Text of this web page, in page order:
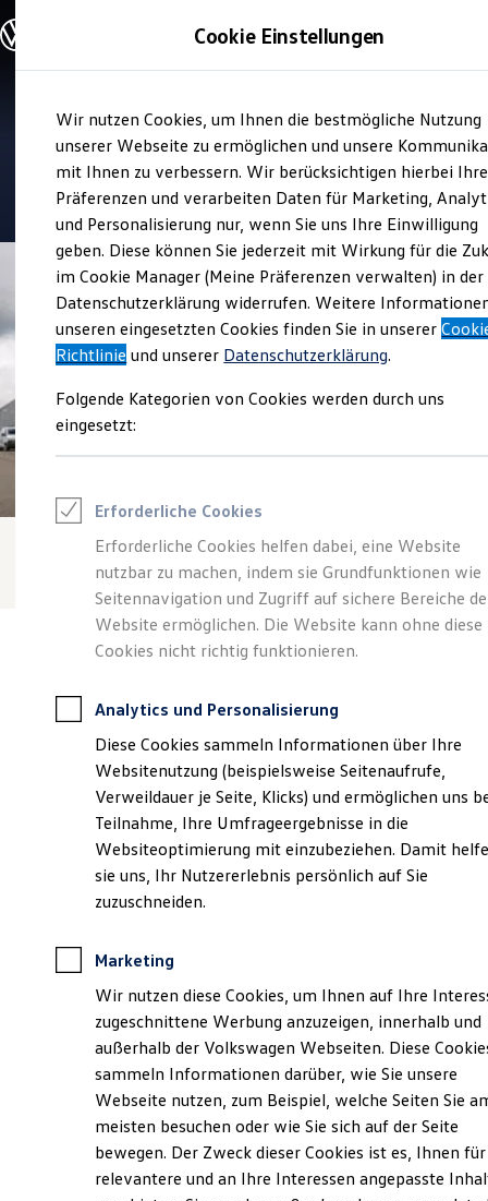
Hauptinhalt
springen
Footer
springen
Modelle und Konfigurator
Modelle vergleichen
Elektroautos
ENERGY Sondermodelle
Nutzfahrzeuge
SUV und CUV
Familienautos
Kombis
Kompaktwagen
Sportwagen
Schnell verfügbare Fahrzeuge
Angebote und Produkte
Aktuelle Angebote
E-Auto-Förderung
Volkswagen Marktplatz
Junge Gebrauchtwagen und Gebrauchtwagen
Volkswagen Zertifizierte Gebrauchtwagen
Zubehör- und Serviceangebote
Leasing
Leasing-Angebote
Gebrauchtwagen Leasing
Junge Gebrauchtwagen-Leasing
Elektroauto Leasing
Kleinwagen-Leasing
Leasing ohne Anzahlung
Finanzierung
Kfz-Versicherung
Restschuldversicherungen
Garantien
Wartungsverträge
Geschäftskunden
Professional Class bei Volkswagen
Großkunden
Behörden
Direktkunden
Sonderfahrzeuge
Anpfiff zum Gewinn
Elektroautos
ID. Tutorials
Elektrofahrzeugkonzepte
Reichweite
Reichweite der ID. Modelle
Reichweite im Winter
Laden
Laden unterwegs
Laden Zuhause
Ladestationen finden
Ladezeitensimulator
Verkauf und Service
STARKE Vechta
4.6| 228 Bewertungen
Verantwortlich für die Inhalte auf dieser Seite ist die STARKE
Vechta GmbH & Co. KG (Impressum & Rechtliches)
Stukenborg 128, 49377 Vechta
info.vechta@starke-gruppe.de
Über WhatsApp kontaktieren
Montag
Sonntag
Geschlossen
Cookie Einstellungen
Wir nutzen Cookies, um Ihnen die bestmögliche Nutzung
unserer Webseite zu ermöglichen und unsere
mit Ihnen zu verbessern. Wir berücksichtigen hierbei Ihre
Präferenzen und verarbeiten Daten für Marketing,
und Personalisierung nur, wenn Sie uns Ihre Einwilligung
geben. Diese können Sie jederzeit mit Wirkung für die
im Cookie Manager (Meine Präferenzen verwalten) in der
Datenschutzerklärung widerrufen. Weitere
unseren eingesetzten Cookies finden Sie in unserer
Richtlinie und unserer Datenschutzerklärung.
Folgende Kategorien von Cookies werden durch uns
eingesetzt:
Erforderliche Cookies
Erforderliche Cookies helfen dabei, eine Website
nutzbar zu machen, indem sie Grundfunktionen wie
Seitennavigation und Zugriff auf sichere Bereiche
Website ermöglichen. Die Website kann ohne diese
Cookies nicht richtig funktionieren.
Analytics und Personalisierung
Diese Cookies sammeln Informationen über Ihre
Websitenutzung (beispielsweise Seitenaufrufe,
Verweildauer je Seite, Klicks) und ermöglichen uns
Teilnahme, Ihre Umfrageergebnisse in die
Websiteoptimierung mit einzubeziehen. Damit
sie uns, Ihr Nutzererlebnis persönlich auf Sie
zuzuschneiden.
Marketing
Wir nutzen diese Cookies, um Ihnen auf Ihre
zugeschnittene Werbung anzuzeigen, innerhalb und
außerhalb der Volkswagen Webseiten. Diese
sammeln Informationen darüber, wie Sie unsere
Webseite nutzen, zum Beispiel, welche Seiten Sie
meisten besuchen oder wie Sie sich auf der Seite
bewegen. Der Zweck dieser Cookies ist es, Ihnen für
relevantere und an Ihre Interessen angepasste